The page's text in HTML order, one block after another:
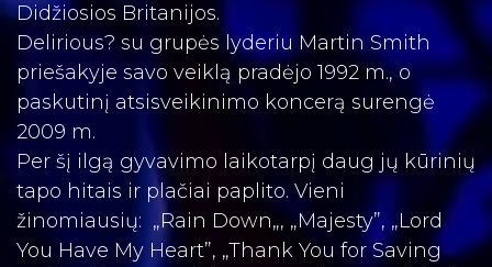
Didžiosios Britanijos.
Delirious? su grupės lyderiu Martin Smith
priešakyje savo veiklą pradėjo 1992 m., o
paskutinį atsisveikinimo koncerą surengė
2009 m.
Per šį ilgą gyvavimo laikotarpį daug jų kūrinių
tapo hitais ir plačiai paplito. Vieni
žinomiausių: „Rain Down„, „Majesty”, „Lord
You Have My Heart”, „Thank You for Saving